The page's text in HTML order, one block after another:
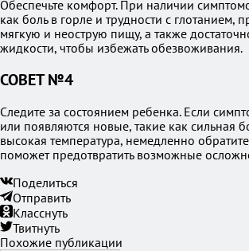
Обеспечьте комфорт. При наличии
как боль в горле и трудности с глотанием,
мягкую и неострую пищу, а также
жидкости, чтобы избежать обезвоживания.
СОВЕТ №4
Следите за состоянием ребенка. Если
или появляются новые, такие как сильная
высокая температура, немедленно
поможет предотвратить возможные
Поделиться
Отправить
Класснуть
Твитнуть
Похожие публикации